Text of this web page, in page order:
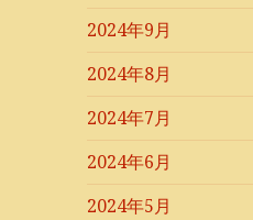
2024年9月
2024年8月
2024年7月
2024年6月
2024年5月